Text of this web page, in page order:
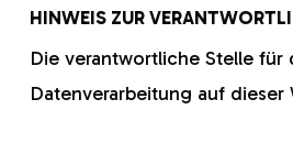
HINWEIS ZUR
Die verantwortliche Stelle für
Datenverarbeitung auf dieser